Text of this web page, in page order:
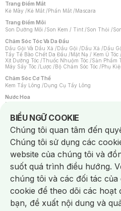
Trang Điểm Mắt
Kẻ Mày /Kẻ Mắt /Phấn Mắt /Mascara
Trang Điểm Môi
Son Dưỡng Môi /Son Kem / Tint /Son Thỏi /
Chăm Sóc Tóc Và Da Đầu
Dầu Gội Và Dầu Xả /Dầu Gội /Dầu Xả /Dầu
Tẩy Tế Bào Chết Da Đầu /Mặt Nạ / Kem Ủ Tóc /
Xịt Dưỡng Tóc /Thuốc Nhuộm Tóc /Sản Phẩm
Máy Sấy Tóc /Lược /Bộ Chăm Sóc Tóc /Phụ
Chăm Sóc Cơ Thể
Kem Tẩy Lông /Dụng Cụ Tẩy Lông
Nước Hoa
Nước Hoa Nữ
Chăm Sóc Cá Nhân
Chống Muỗi /Khẩu Trang /Máy Massage/Mặt
Sản Phẩm Chăm Sóc Khác /Bàn Chải Đánh
Hỗ Trợ Trắng Răng/Kem Đánh Răng /Máy
Tăm / Chỉ Nha Khoa/ Xịt Thơm Miệng / Dung
Khăn Ướt Vệ Sinh Vùng Kín/Băng Vệ Sinh/
Máy Cạo Râu
Vấn Đề Về Da
Da Dầu / Lỗ Chân Lông To/ Da Khô / Mất Nước
Da Nhạy Cảm / Kích Ứng
Da Xỉn Màu
Quầng Thâm & Bọng Mắt /Sẹo /Viêm Da Cơ
Dụng Cụ / Phụ Kiện Chăm Sóc Da
Bông Tẩy Trang
Khăn Lau Mặt Khô Dụng
BIỂU NGỮ COOKIE
Notice about cookies usage
Chúng tôi quan tâm đến
Chúng tôi sử dụng các
website của chúng tôi và
suốt quá trình điều hướng.
chúng tôi và các đối tác
cookie để theo dõi các hoạt
bạn, đề xuất nội dung và